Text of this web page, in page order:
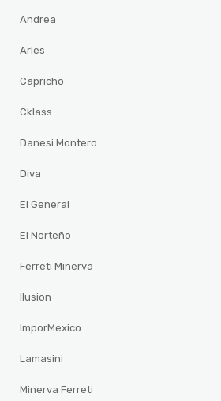
Andrea
Arles
Capricho
Cklass
Danesi Montero
Diva
El General
El Norteño
Ferreti Minerva
Ilusion
ImporMexico
Lamasini
Minerva Ferreti